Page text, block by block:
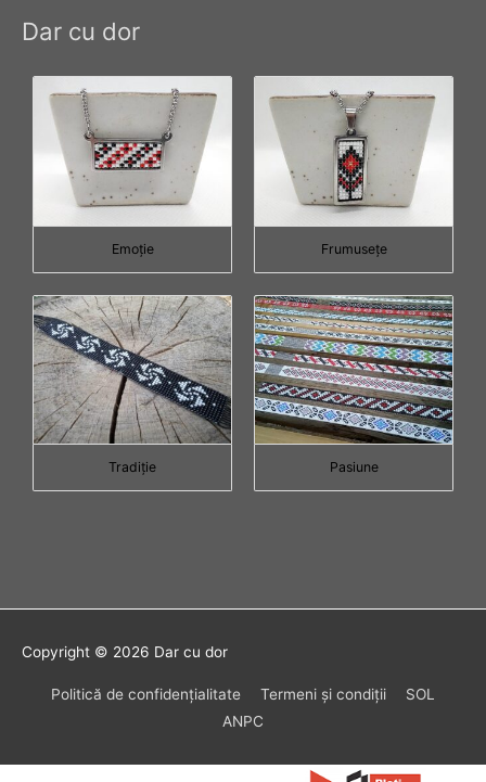
Dar cu dor
Emoţie Frumuseţe
Tradiţie Pasiune
Copyright © 2026 Dar cu dor
Politică de confidenţialitate Termeni şi condiţii
SOL
ANPC